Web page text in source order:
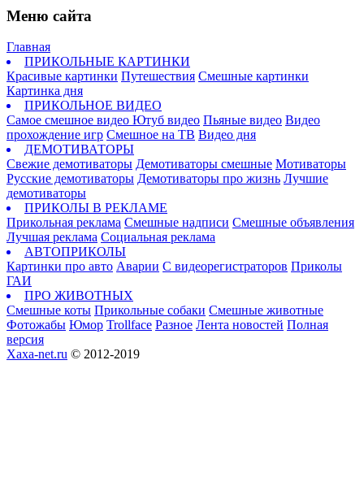
Меню сайта
Главная
ПРИКОЛЬНЫЕ КАРТИНКИ
Красивые картинки Путешествия Смешные картинки
Картинка дня
ПРИКОЛЬНОЕ ВИДЕО
Самое смешное видео Ютуб видео Пьяные видео Видео
прохождение игр Смешное на ТВ Видео дня
ДЕМОТИВАТОРЫ
Свежие демотиваторы Демотиваторы смешные Мотиваторы
Русские демотиваторы Демотиваторы про жизнь Лучшие
демотиваторы
ПРИКОЛЫ В РЕКЛАМЕ
Прикольная реклама Смешные надписи Смешные объявления
Лучшая реклама Социальная реклама
АВТОПРИКОЛЫ
Картинки про авто Аварии С видеорегистраторов Приколы
ГАИ
ПРО ЖИВОТНЫХ
Смешные коты Прикольные собаки Смешные животные
Фотожабы Юмор Trollface Разное Лента новостей Полная
версия
Xaxa-net.ru © 2012-2019